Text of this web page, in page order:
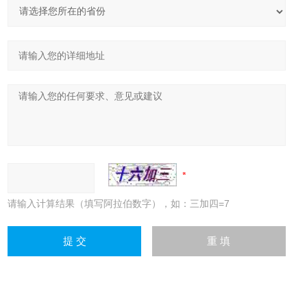
请输入计算结果（填写阿拉伯数字），如：三加四=7